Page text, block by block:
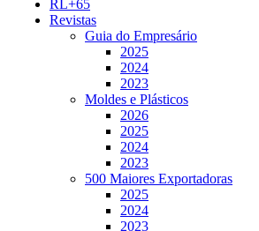
RL+65
Revistas
Guia do Empresário
2025
2024
2023
Moldes e Plásticos
2026
2025
2024
2023
500 Maiores Exportadoras
2025
2024
2023